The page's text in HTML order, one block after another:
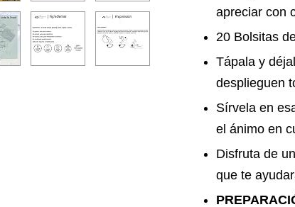
apreciar con
20 Bolsitas
Tápala y
desplieguen
Sírvela en
el ánimo en
Disfruta de
que te